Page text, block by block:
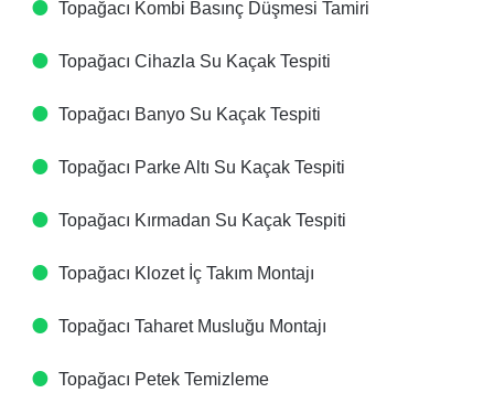
Topağacı Kombi Basınç Düşmesi Tamiri
Topağacı Cihazla Su Kaçak Tespiti
Topağacı Banyo Su Kaçak Tespiti
Topağacı Parke Altı Su Kaçak Tespiti
Topağacı Kırmadan Su Kaçak Tespiti
Topağacı Klozet İç Takım Montajı
Topağacı Taharet Musluğu Montajı
Topağacı Petek Temizleme